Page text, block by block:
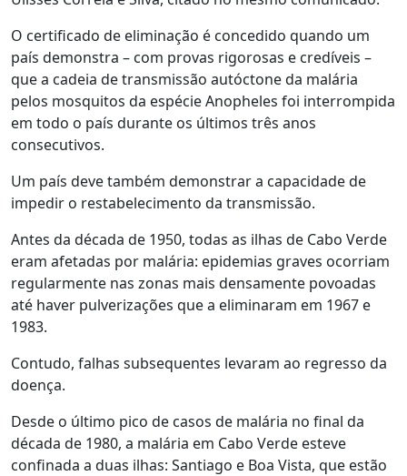
O certificado de eliminação é concedido quando um
país demonstra – com provas rigorosas e credíveis –
que a cadeia de transmissão autóctone da malária
pelos mosquitos da espécie Anopheles foi interrompida
em todo o país durante os últimos três anos
consecutivos.
Um país deve também demonstrar a capacidade de
impedir o restabelecimento da transmissão.
Antes da década de 1950, todas as ilhas de Cabo Verde
eram afetadas por malária: epidemias graves ocorriam
regularmente nas zonas mais densamente povoadas
até haver pulverizações que a eliminaram em 1967 e
1983.
Contudo, falhas subsequentes levaram ao regresso da
doença.
Desde o último pico de casos de malária no final da
década de 1980, a malária em Cabo Verde esteve
confinada a duas ilhas: Santiago e Boa Vista, que estão